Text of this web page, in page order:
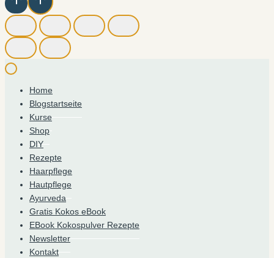
Home
Blogstartseite
Kurse
Shop
DIY
Rezepte
Haarpflege
Hautpflege
Ayurveda
Gratis Kokos eBook
EBook Kokospulver Rezepte
Newsletter
Kontakt